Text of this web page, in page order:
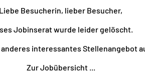
Liebe Besucherin, lieber Besucher,
Jobinserat wurde leider gelöscht.
interessantes Stellenangebot
Zur Jobübersicht ...